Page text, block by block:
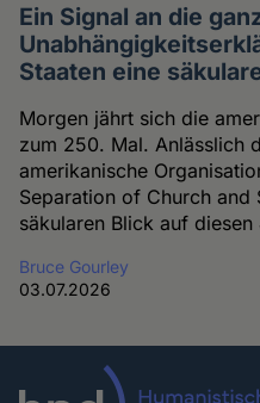
Ein Signal an die
Staaten eine
Morgen jährt sich die
zum 250. Mal. Anlässlich
amerikanische
Separation of Church and
säkularen Blick auf
Bruce Gourley
03.07.2026